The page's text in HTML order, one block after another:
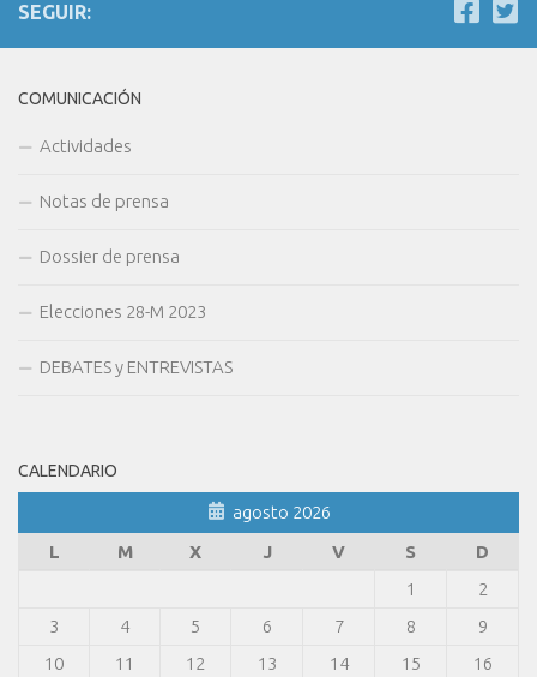
SEGUIR:
COMUNICACIÓN
Actividades
Notas de prensa
Dossier de prensa
Elecciones 28-M 2023
DEBATES y ENTREVISTAS
CALENDARIO
agosto 2026
L
M X J V S
D
1
2
3
4 5 6 7 8
9
10
11 12 13 14 15
16